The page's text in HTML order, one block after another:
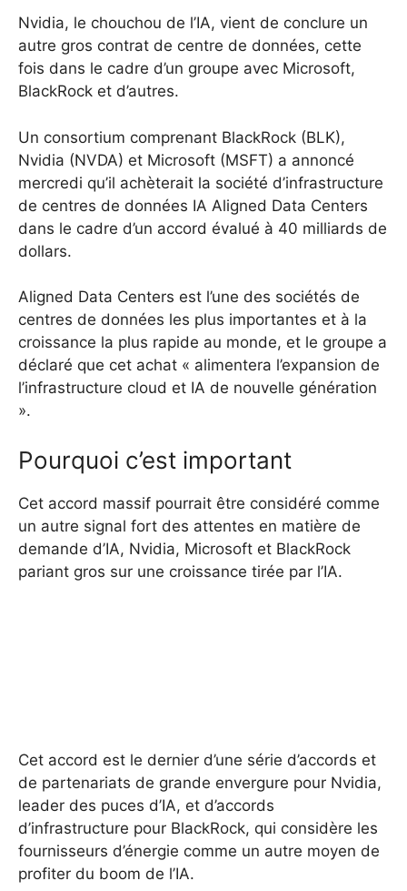
Nvidia, le chouchou de l’IA, vient de conclure un
autre gros contrat de centre de données, cette
fois dans le cadre d’un groupe avec Microsoft,
BlackRock et d’autres.
Un consortium comprenant BlackRock (BLK),
Nvidia (NVDA) et Microsoft (MSFT) a annoncé
mercredi qu’il achèterait la société d’infrastructure
de centres de données IA Aligned Data Centers
dans le cadre d’un accord évalué à 40 milliards de
dollars.
Aligned Data Centers est l’une des sociétés de
centres de données les plus importantes et à la
croissance la plus rapide au monde, et le groupe a
déclaré que cet achat « alimentera l’expansion de
l’infrastructure cloud et IA de nouvelle génération
».
Pourquoi c’est important
Cet accord massif pourrait être considéré comme
un autre signal fort des attentes en matière de
demande d’IA, Nvidia, Microsoft et BlackRock
pariant gros sur une croissance tirée par l’IA.
Cet accord est le dernier d’une série d’accords et
de partenariats de grande envergure pour Nvidia,
leader des puces d’IA, et d’accords
d’infrastructure pour BlackRock, qui considère les
fournisseurs d’énergie comme un autre moyen de
profiter du boom de l’IA.